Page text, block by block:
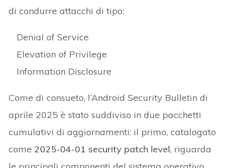
di condurre attacchi di tipo:
Denial of Service
Elevation of Privilege
Information Disclosure
Come di consueto, l’Android Security Bulletin di
aprile 2025 è stato suddiviso in due pacchetti
cumulativi di aggiornamenti: il primo, catalogato
come2025-04-01 security patch level, riguarda